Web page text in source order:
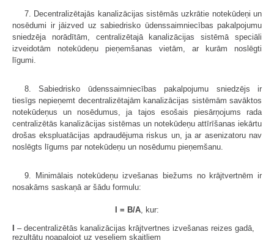
7. Decentralizētajās kanalizācijas sistēmās uzkrātie notekūdeņi un
nosēdumi ir jāizved uz sabiedrisko ūdenssaimniecības pakalpojumu
sniedzēja norādītām, centralizētajā kanalizācijas sistēmā speciāli
izveidotām notekūdeņu pieņemšanas vietām, ar kurām noslēgti
līgumi.
8. Sabiedrisko ūdenssaimniecības pakalpojumu sniedzējs ir
tiesīgs nepieņemt decentralizētajām kanalizācijas sistēmām savāktos
notekūdeņus un nosēdumus, ja tajos esošais piesārņojums rada
centralizētās kanalizācijas sistēmas un notekūdeņu attīrīšanas iekārtu
drošas ekspluatācijas apdraudējuma riskus un, ja ar asenizatoru nav
noslēgts līgums par notekūdeņu un nosēdumu pieņemšanu.
9. Minimālais notekūdeņu izvešanas biežums no krājtvertnēm ir
nosakāms saskaņā ar šādu formulu:
I = B/A, kur:
– decentralizētās kanalizācijas krājtvertnes izvešanas reizes gadā,
rezultātu noapaļojot uz veseliem skaitļiem